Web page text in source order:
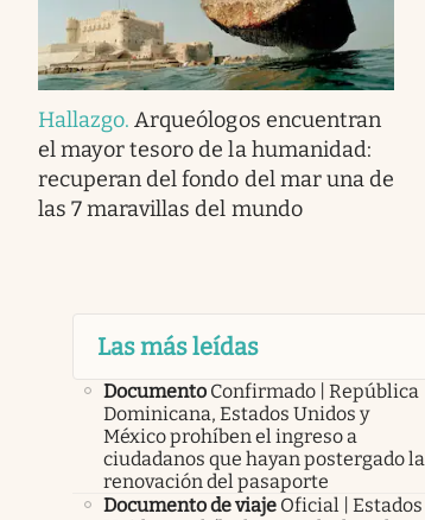
Hallazgo.Arqueólogos encuentran
el mayor tesoro de la humanidad:
recuperan del fondo del mar una de
las 7 maravillas del mundo
Las más leídas
Documento Confirmado | República
Dominicana, Estados Unidos y
México prohíben el ingreso a
ciudadanos que hayan postergado la
renovación del pasaporte
Documento de viaje Oficial | Estados